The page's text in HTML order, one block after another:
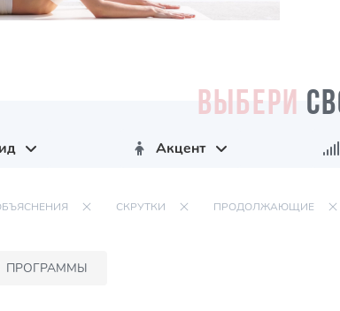
ВЫБЕРИ
Акцент
СКРУТКИ ПРОДОЛЖАЮЩИЕ
ПРОГРАММЫ